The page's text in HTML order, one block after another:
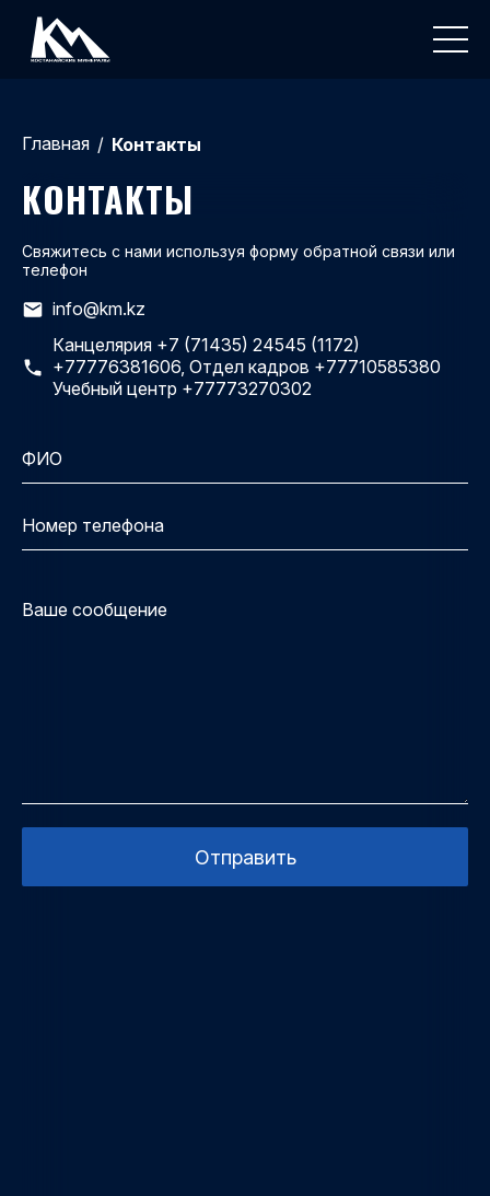
Главная / Контакты
КОНТАКТЫ
Свяжитесь с нами используя форму обратной связи или
телефон
info@km.kz
Канцелярия +7 (71435) 24545 (1172)
+77776381606, Отдел кадров +77710585380
Учебный центр +77773270302
Отправить